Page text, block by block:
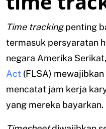
Time trackingpenting
termasuk persyaratan
negara Amerika Serikat,
Act (FLSA)
mencatat jam kerja
yang mereka bayarkan.